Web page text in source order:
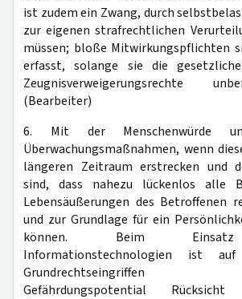
ist zudem ein Zwang, durch
zur eigenen strafrechtlichen
müssen; bloße Mitwirkungspflichten
erfasst, solange sie die
Zeugnisverweigerungsrechte
(Bearbeiter)
6. Mit der Menschenwürde
Überwachungsmaßnahmen, wenn
längeren Zeitraum erstrecken und
sind, dass nahezu lückenlos alle
Lebensäußerungen des Betroffenen
und zur Grundlage für ein
können. Beim Einsatz
Informationstechnologien ist
Grundrechtseingriffen
Gefährdungspotential